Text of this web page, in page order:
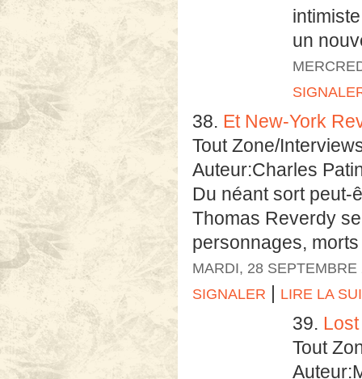
un
38. Et New-York
Tout Zone/
Auteur:Charles
Du néant sort peut-
Thomas Reverdy
personnages,
MARDI, 28 SEPTEMBRE
SIGNALER | LIRE LA
39.
Tout